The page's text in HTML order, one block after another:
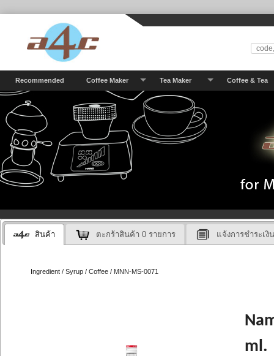
Recommended Coffee Maker Tea Maker Coffee & Tea
สินค้า ตะกร้าสินค้า0 รายการ แจ้งการชำระเงิ
Ingredient / Syrup / Coffee / MNN-MS-0071
ml.